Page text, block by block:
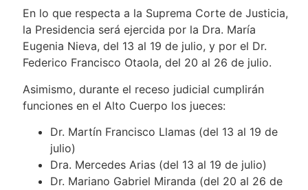
En lo que respecta a la Suprema Corte de Justicia,
la Presidencia será ejercida por la Dra. María
Eugenia Nieva, del 13 al 19 de julio, y por el Dr.
Federico Francisco Otaola, del 20 al 26 de julio.
Asimismo, durante el receso judicial cumplirán
funciones en el Alto Cuerpo los jueces:
Dr. Martín Francisco Llamas (del 13 al 19 de
julio)
Dra. Mercedes Arias (del 13 al 19 de julio)
Dr. Mariano Gabriel Miranda (del 20 al 26 de